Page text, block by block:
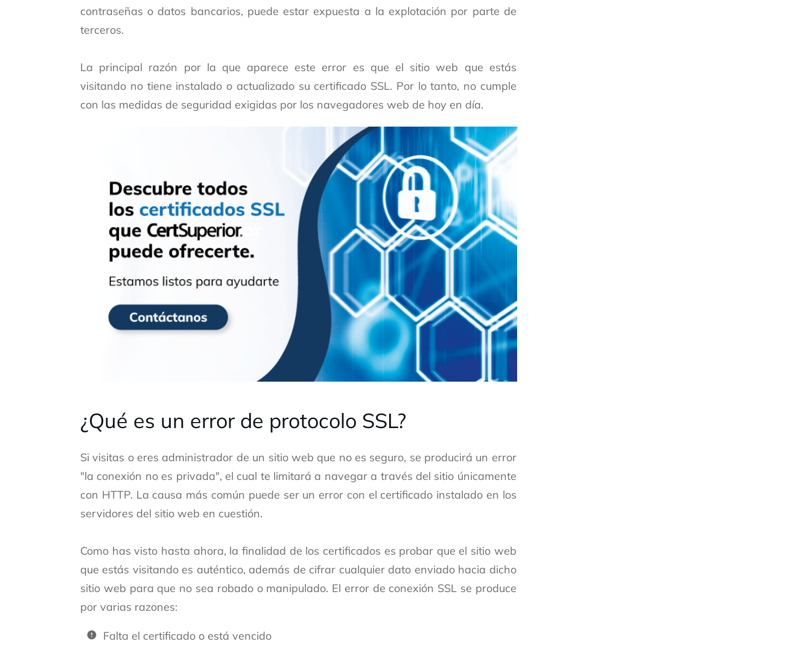
contraseñas o datos bancarios, puede estar expuesta a la explotación por parte de
terceros.
La principal razón por la que aparece este error es que el sitio web que estás
visitando no tiene instalado o actualizado su certificado SSL. Por lo tanto, no cumple
con las medidas de seguridad exigidas por los navegadores web de hoy en día.
¿Qué es un error de protocolo SSL?
Si visitas o eres administrador de un sitio web que no es seguro, se producirá un error
"la conexión no es privada", el cual te limitará a navegar a través del sitio únicamente
con HTTP. La causa más común puede ser un error con el certificado instalado en los
servidores del sitio web en cuestión.
Como has visto hasta ahora, la finalidad de los certificados es probar que el sitio web
que estás visitando es auténtico, además de cifrar cualquier dato enviado hacia dicho
sitio web para que no sea robado o manipulado. El error de conexión SSL se produce
por varias razones:
Falta el certificado o está vencido